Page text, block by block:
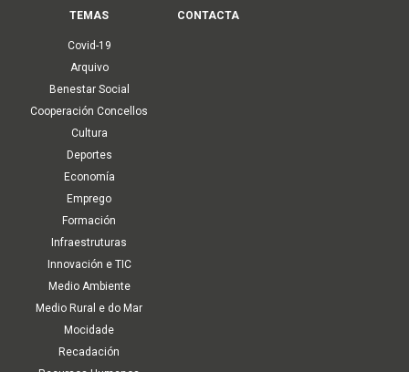
TEMAS
Covid-19
Arquivo
Benestar Social
Cooperación Concellos
Cultura
Deportes
Economía
Emprego
Formación
Infraestruturas
Innovación e TIC
Medio Ambiente
Medio Rural e do Mar
Mocidade
Recadación
CONTACTA